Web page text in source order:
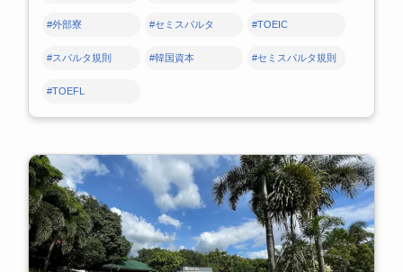
#外部寮 #セミスパルタ #TOEIC
#スパルタ規則 #韓国資本 #セミスパルタ規則
#TOEFL